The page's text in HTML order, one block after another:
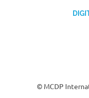
© MCDP